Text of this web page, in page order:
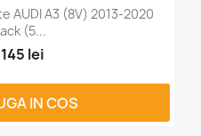
AUDI A3 (8V) 2013-2020
(5...
145 lei
IN COS